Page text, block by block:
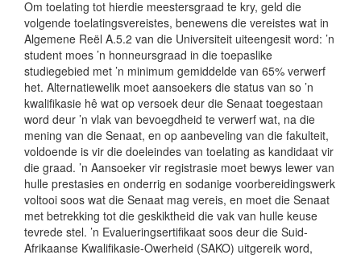
Om toelating tot hierdie meestersgraad te kry, geld die
volgende toelatingsvereistes, benewens die vereistes wat in
Algemene Reël A.5.2 van die Universiteit uiteengesit word: ’n
student moes ’n honneursgraad in die toepaslike
studiegebied met ’n minimum gemiddelde van 65% verwerf
het. Alternatiewelik moet aansoekers die status van so ’n
kwalifikasie hê wat op versoek deur die Senaat toegestaan
word deur ’n vlak van bevoegdheid te verwerf wat, na die
mening van die Senaat, en op aanbeveling van die fakulteit,
voldoende is vir die doeleindes van toelating as kandidaat vir
die graad. ’n Aansoeker vir registrasie moet bewys lewer van
hulle prestasies en onderrig en sodanige voorbereidingswerk
voltooi soos wat die Senaat mag vereis, en moet die Senaat
met betrekking tot die geskiktheid die vak van hulle keuse
tevrede stel. ’n Evalueringsertifikaat soos deur die Suid-
Afrikaanse Kwalifikasie-Owerheid (SAKO) uitgereik word,